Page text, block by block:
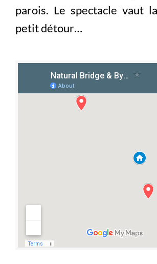
parois. Le spectacle vaut
petit détour…